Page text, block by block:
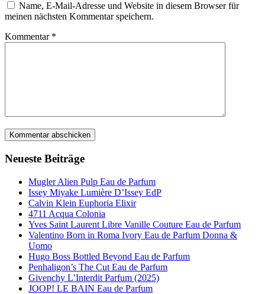
Name, E-Mail-Adresse und Website in diesem Browser für
meinen nächsten Kommentar speichern.
Kommentar *
Neueste Beiträge
Mugler Alien Pulp Eau de Parfum
Issey Miyake Lumière D’Issey EdP
Calvin Klein Euphoria Elixir
4711 Acqua Colonia
Yves Saint Laurent Libre Vanille Couture Eau de Parfum
Valentino Born in Roma Ivory Eau de Parfum Donna &
Uomo
Hugo Boss Bottled Beyond Eau de Parfum
Penhaligon’s The Cut Eau de Parfum
Givenchy L’Interdit Parfum (2025)
JOOP! LE BAIN Eau de Parfum